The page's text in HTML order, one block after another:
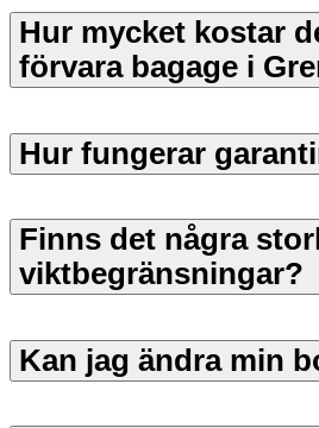
Hur mycket kostar
förvara bagage i
Hur fungerar
Finns det några
viktbegränsningar?
Kan jag ändra min